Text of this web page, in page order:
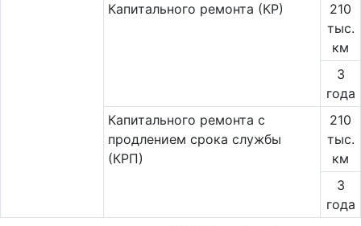
Капитального ремонта (КР)
210
тыс.
км
3
года
Капитального ремонта с
продлением срока службы
(КРП)
210
тыс.
км
3
года